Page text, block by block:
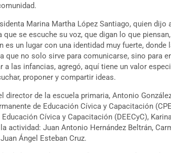
Marina Martha López Santiago, quien dijo
se escuche su voz, que digan lo que
es un lugar con una identidad muy fuerte,
que no solo sirve para comunicarse, sino para
a las infancias, agregó, aquí tiene un valor
proponer y compartir ideas.
director de la escuela primaria, Antonio
de Educación Cívica y Capacitación
Cívica y Capacitación (DEECyC),
actividad: Juan Antonio Hernández Beltrán,
Ángel Esteban Cruz.